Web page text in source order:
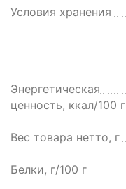
Условия хранения
Энергетическая
ценность, ккал/100 г
Вес товара нетто, г
Белки, г/100 г